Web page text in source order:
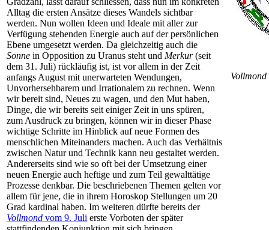
Alltag die ersten Ansätze dieses Wandels sichtbar
werden. Nun wollen Ideen und Ideale mit aller zur
Verfügung stehenden Energie auch auf der persönlichen
Ebene umgesetzt werden. Da gleichzeitig auch die
Sonne in Opposition zu Uranus steht und Merkur(seit
dem 31. Juli) rückläufig ist, ist vor allem in der Zeit
anfangs August mit unerwarteten Wendungen,
Unvorhersehbarem und Irrationalem zu rechnen. Wenn
wir bereit sind, Neues zu wagen, und den Mut haben,
Dinge, die wir bereits seit einiger Zeit in uns spüren,
zum Ausdruck zu bringen, können wir in dieser Phase
wichtige Schritte im Hinblick auf neue Formen des
menschlichen Miteinanders machen. Auch das Verhältnis
zwischen Natur und Technik kann neu gestaltet werden.
Andererseits sind wie so oft bei der Umsetzung einer
neuen Energie auch heftige und zum Teil gewalttätige
Prozesse denkbar. Die beschriebenen Themen gelten vor
allem für jene, die in ihrem Horoskop Stellungen um 20
Grad kardinal haben. Im weiteren dürfte bereits der
Vollmond vom 9. Juli erste Vorboten der später